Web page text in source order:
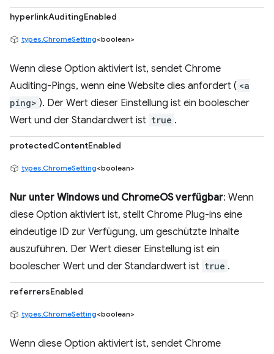
hyperlinkAuditingEnabled
types.ChromeSetting<boolean>
Wenn diese Option aktiviert ist, sendet Chrome
Auditing-Pings, wenn eine Website dies anfordert ( <a
ping> ). Der Wert dieser Einstellung ist ein boolescher
Wert und der Standardwert ist true .
protectedContentEnabled
types.ChromeSetting<boolean>
Nur unter Windows und ChromeOS verfügbar: Wenn
diese Option aktiviert ist, stellt Chrome Plug-ins eine
eindeutige ID zur Verfügung, um geschützte Inhalte
auszuführen. Der Wert dieser Einstellung ist ein
boolescher Wert und der Standardwert ist true .
referrersEnabled
types.ChromeSetting<boolean>
Wenn diese Option aktiviert ist, sendet Chrome